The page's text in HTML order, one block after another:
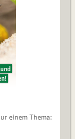
einem Thema: